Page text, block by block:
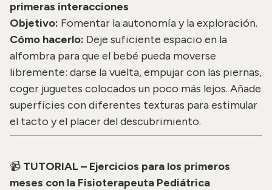
primeras interacciones
Objetivo: Fomentar la autonomía y la exploración.
Cómo hacerlo: Deje suficiente espacio en la
alfombra para que el bebé pueda moverse
libremente: darse la vuelta, empujar con las piernas,
coger juguetes colocados un poco más lejos. Añade
superficies con diferentes texturas para estimular
el tacto y el placer del descubrimiento.
📹 TUTORIAL – Ejercicios para los primeros
meses con la Fisioterapeuta Pediátrica